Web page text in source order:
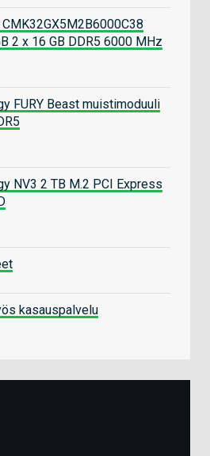
2 x 16 GB DDR5 6000 MHz
FURY Beast muistimoduuli
NV3 2 TB M.2 PCI Express
kasauspalvelu